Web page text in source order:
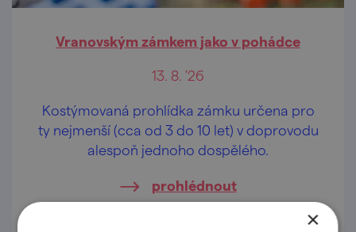
Vranovským zámkem jako v pohádce
13. 8. '26
Kostýmovaná prohlídka zámku určena pro
ty nejmenší (cca od 3 do 10 let) v doprovodu
alespoň jednoho dospělého.
prohlédnout
×